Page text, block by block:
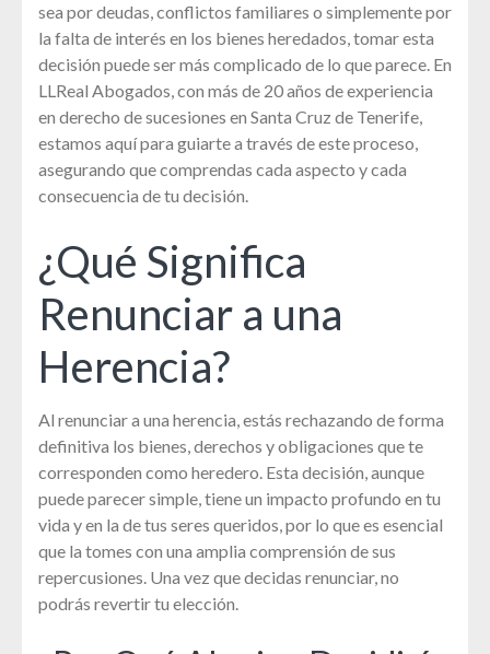
sea por deudas, conflictos familiares o simplemente por
la falta de interés en los bienes heredados, tomar esta
decisión puede ser más complicado de lo que parece. En
LLReal Abogados, con más de 20 años de experiencia
en derecho de sucesiones en Santa Cruz de Tenerife,
estamos aquí para guiarte a través de este proceso,
asegurando que comprendas cada aspecto y cada
consecuencia de tu decisión.
¿Qué Significa
Renunciar a una
Herencia?
Al renunciar a una herencia, estás rechazando de forma
definitiva los bienes, derechos y obligaciones que te
corresponden como heredero. Esta decisión, aunque
puede parecer simple, tiene un impacto profundo en tu
vida y en la de tus seres queridos, por lo que es esencial
que la tomes con una amplia comprensión de sus
repercusiones. Una vez que decidas renunciar, no
podrás revertir tu elección.